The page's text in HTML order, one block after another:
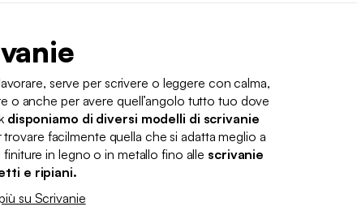
serve per scrivere o leggere con calma,
o anche per avere quell’angolo tutto tuo dove
disponiamo di diversi modelli di scrivanie
facilmente quella che si adatta meglio a
in legno o in metallo fino alle scrivanie
e ripiani.
su Scrivanie